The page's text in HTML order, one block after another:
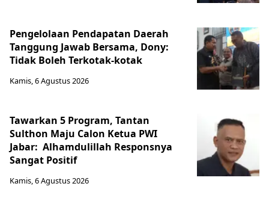
Pengelolaan Pendapatan Daerah
Tanggung Jawab Bersama, Dony:
Tidak Boleh Terkotak-kotak
Kamis, 6 Agustus 2026
Tawarkan 5 Program, Tantan
Sulthon Maju Calon Ketua PWI
Jabar: Alhamdulillah Responsnya
Sangat Positif
Kamis, 6 Agustus 2026